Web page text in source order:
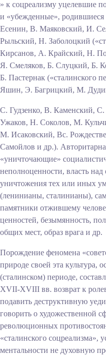
» к соцреализму уцелевшие
и «убежденные», родившиеся
Есенин, В. Маяковский, И.
Рыльский, Н. Заболоцкий
Кирсанов, А. Крайский, Н.
Я. Смеляков, Б. Слуцкий, Б.
Б. Пастернак («сталинского
Яшин, Э. Багрицкий, М.
С. Гудзенко, В. Каменский,
Ужаков, Н. Соколов, М.
М. Исаковский, Вс.
Самойлов и др.).
«уничточающие»
неполноценности, власть
уничтожения тех или иных
(ленинианы, сталинианы),
памятники отжившему
ценностей, безымянность,
общих мест, образ врага и др.
Порождение феномена
природе своей эта культура,
(сталинском) периоде,
XVII-XVIII вв. возврат к
подавить деструктивную
говорить о художественной
революционных
«сталинского соцреализма»,
ментальности не духовную